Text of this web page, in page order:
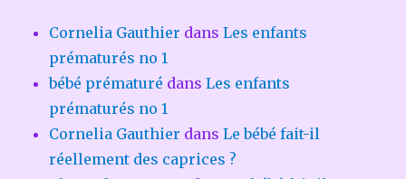
Cornelia Gauthier dansLes enfants
prématurés no 1
bébé prématuré dansLes enfants
prématurés no 1
Cornelia Gauthier dansLe bébé fait-il
réellement des caprices ?